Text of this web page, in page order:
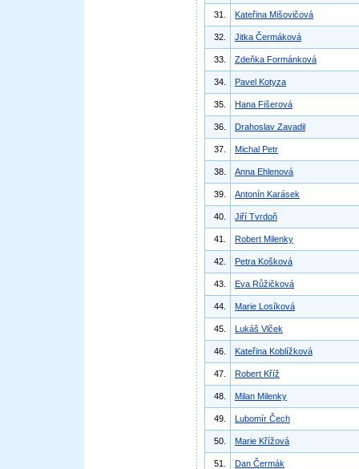
31. Kateřina Mišovičová
32. Jitka Čermáková
33. Zdeňka Formánková
34. Pavel Kotyza
35. Hana Fišerová
36. Drahoslav Zavadil
37. Michal Petr
38. Anna Ehlenová
39. Antonín Karásek
40. Jiří Tvrdoň
41. Robert Milenky
42. Petra Košková
43. Eva Růžičková
44. Marie Losíková
45. Lukáš Vlček
46. Kateřina Koblížková
47. Robert Kříž
48. Milan Milenky
49. Lubomír Čech
50. Marie Křížová
51. Dan Čermák